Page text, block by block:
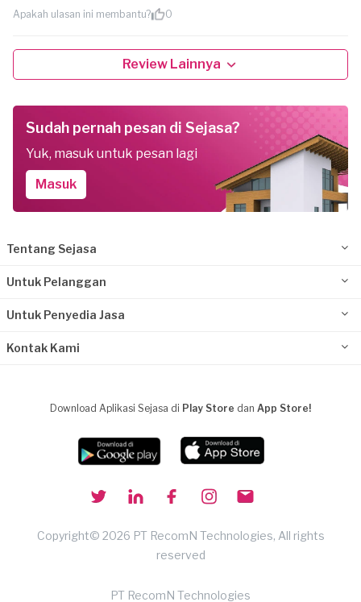
Apakah ulasan ini membantu?
0
Review Lainnya
Sudah pernah pesan di Sejasa?
Yuk, masuk untuk pesan lagi
Masuk
Tentang Sejasa
Untuk Pelanggan
Untuk Penyedia Jasa
Kontak Kami
Download Aplikasi Sejasa di Play Store dan App Store!
Copyright© 2026 PT RecomN Technologies, All rights
reserved
PT RecomN Technologies